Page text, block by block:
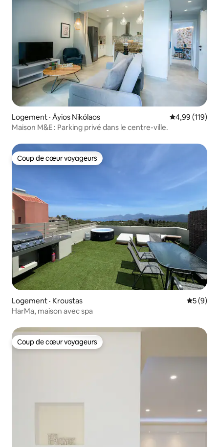
Logement · Áyios Nikólaos Note
4,99 (119)
Maison M&E : Parking privé dans le centre-ville.
Coup de cœur voyageurs
Coup de cœur voyageurs
Logement · Kroustas Note
5 (9)
HarMa, maison avec spa
Coup de cœur voyageurs
Coup de cœur voyageurs